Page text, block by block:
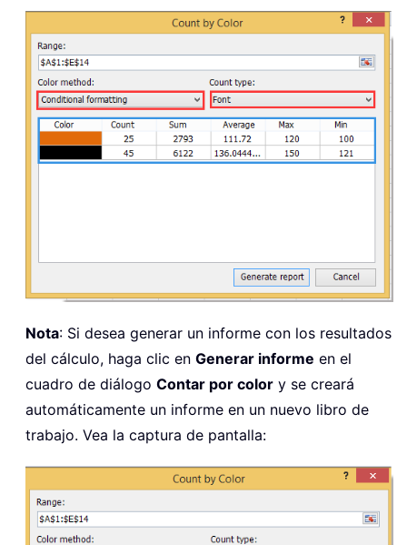
Nota: Si desea generar un informe con los resultados
del cálculo, haga clic en Generar informe en el
cuadro de diálogo Contar por color y se creará
automáticamente un informe en un nuevo libro de
trabajo. Vea la captura de pantalla: